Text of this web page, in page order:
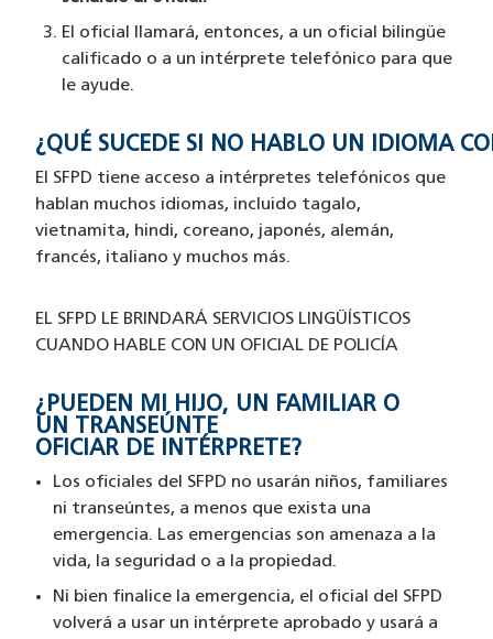
El oficial llamará, entonces, a un oficial bilingüe
calificado o a un intérprete telefónico para que
le ayude.
¿QUÉ SUCEDE SI NO HABLO UN IDIOMA
El SFPD tiene acceso a intérpretes telefónicos que
hablan muchos idiomas, incluido tagalo,
vietnamita, hindi, coreano, japonés, alemán,
francés, italiano y muchos más.
EL SFPD LE BRINDARÁ SERVICIOS LINGÜÍSTICOS
CUANDO HABLE CON UN OFICIAL DE POLICÍA
¿PUEDEN MI HIJO, UN FAMILIAR O
UN TRANSEÚNTE
OFICIAR DE INTÉRPRETE?
Los oficiales del SFPD no usarán niños, familiares
ni transeúntes, a menos que exista una
emergencia. Las emergencias son amenaza a la
vida, la seguridad o a la propiedad.
Ni bien finalice la emergencia, el oficial del SFPD
volverá a usar un intérprete aprobado y usará a